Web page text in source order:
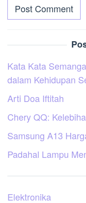
Kata Kata
dalam Kehidupan
Arti Doa Iftitah
Chery QQ:
Samsung A13
Padahal Lampu
Elektronika